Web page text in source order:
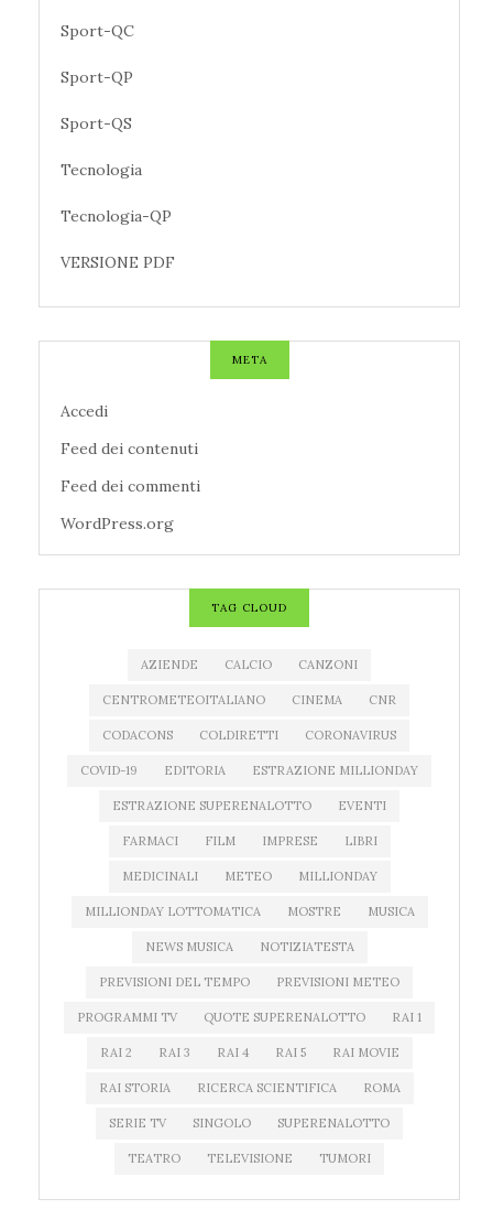
Sport-QC
Sport-QP
Sport-QS
Tecnologia
Tecnologia-QP
VERSIONE PDF
META
Accedi
Feed dei contenuti
Feed dei commenti
WordPress.org
TAG CLOUD
AZIENDE CALCIO CANZONI
CENTROMETEOITALIANO CINEMA CNR
CODACONS COLDIRETTI CORONAVIRUS
COVID-19 EDITORIA ESTRAZIONE MILLIONDAY
ESTRAZIONE SUPERENALOTTO EVENTI
FARMACI FILM IMPRESE LIBRI
MEDICINALI METEO MILLIONDAY
MILLIONDAY LOTTOMATICA MOSTRE MUSICA
NEWS MUSICA NOTIZIATESTA
PREVISIONI DEL TEMPO PREVISIONI METEO
PROGRAMMI TV QUOTE SUPERENALOTTO RAI 1
RAI 2 RAI 3 RAI 4 RAI 5 RAI MOVIE
RAI STORIA RICERCA SCIENTIFICA ROMA
SERIE TV SINGOLO SUPERENALOTTO
TEATRO TELEVISIONE TUMORI